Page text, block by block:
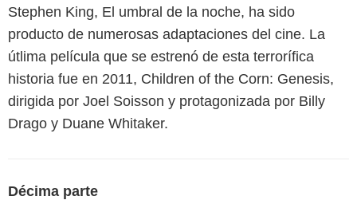
Stephen King, El umbral de la noche, ha sido
producto de numerosas adaptaciones del cine. La
útlima película que se estrenó de esta terrorífica
historia fue en 2011, Children of the Corn: Genesis,
dirigida por Joel Soisson y protagonizada por Billy
Drago y Duane Whitaker.
Décima parte